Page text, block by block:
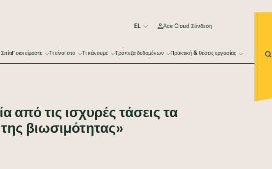
ΣπίτιΠοιοι είμαστε Τι είναι στο Τι κάνουμε Τράπεζα δεδομένων Πρακτική & θέσεις εργασίας
Ace Cloud Σύνδεση
από τις ισχυρές τάσεις τα
βιωσιμότητας»